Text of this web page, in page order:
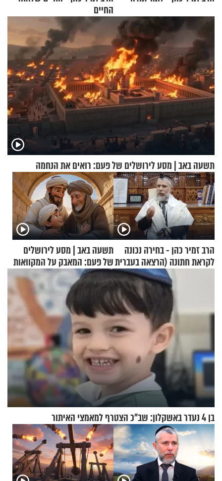
החיים
תשעה באב | מסע לירושלים של פעם: רואים את הנחמה
הרב זמיר כהן - בחירה נכונה
לקראת חתונה (הרצאה בעברית
תשעה באב | מסע לירושלים
של פעם: המאבק על המקוואות
בן 4 נעדר באשקלון: שב"כ הצטרף למאמצי האיתור